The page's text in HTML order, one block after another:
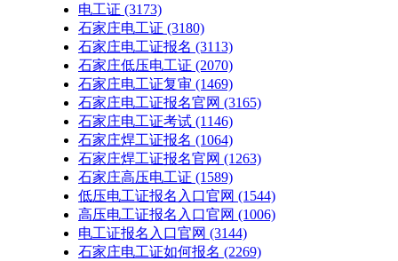
电工证 (3173)
石家庄电工证 (3180)
石家庄电工证报名 (3113)
石家庄低压电工证 (2070)
石家庄电工证复审 (1469)
石家庄电工证报名官网 (3165)
石家庄电工证考试 (1146)
石家庄焊工证报名 (1064)
石家庄焊工证报名官网 (1263)
石家庄高压电工证 (1589)
低压电工证报名入口官网 (1544)
高压电工证报名入口官网 (1006)
电工证报名入口官网 (3144)
石家庄电工证如何报名 (2269)